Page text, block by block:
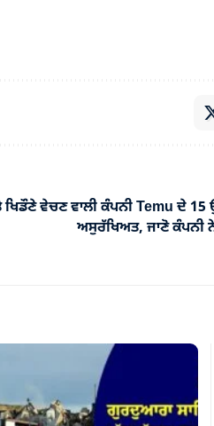
ਖਿਡੌਣੇ ਵੇਚਣ ਵਾਲੀ ਕੰਪਨੀ Temu ਦੇ 15
ਅਸੁਰੱਖਿਅਤ, ਜਾਣੋ ਕੰਪਨੀ